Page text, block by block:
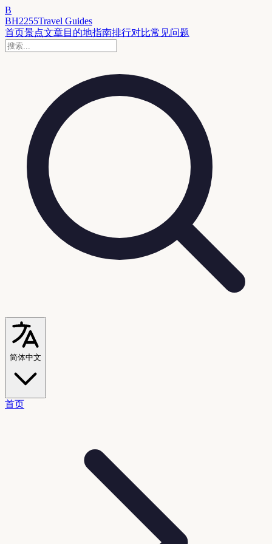
B
BH2255Travel Guides
首页景点文章目的地指南排行对比常见问题
简体中文
首页